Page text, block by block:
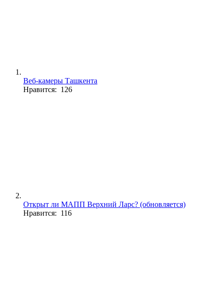
Веб-камеры Ташкента
Нравится: 126
Открыт ли МАПП Верхний Ларс? (обновляется)
Нравится: 116